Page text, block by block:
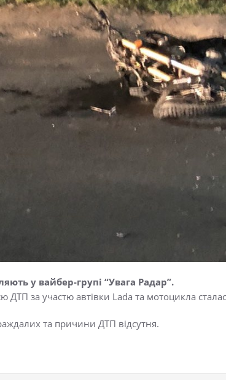
у вайбер-групі “Увага Радар”.
ДТП за участю автівки Lada та мотоцикла
та причини ДТП відсутня.